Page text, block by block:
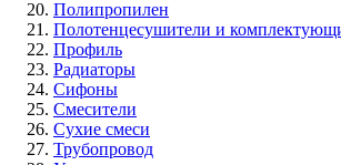
Полипропилен
Полотенцесушители и
Профиль
Радиаторы
Сифоны
Смесители
Сухие смеси
Трубопровод